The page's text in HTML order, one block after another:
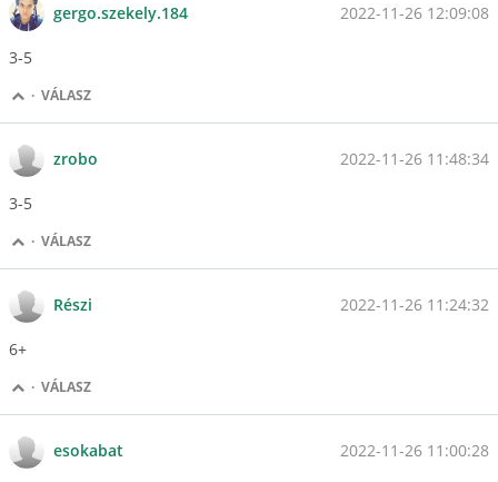
gergo.szekely.184 2022-11-26 12:09:08
3-5
· VÁLASZ
zrobo 2022-11-26 11:48:34
3-5
· VÁLASZ
Részi 2022-11-26 11:24:32
6+
· VÁLASZ
esokabat 2022-11-26 11:00:28